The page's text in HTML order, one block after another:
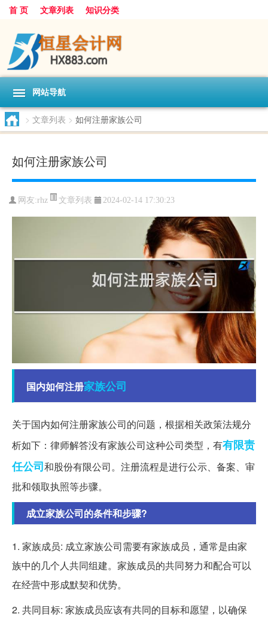
首 页 文章列表 知识分类
网站导航
> 文章列表 > 如何注册家族公司
如何注册家族公司
网友:rhz 文章列表 2024-02-14 17:30:23
国内如何注册家族公司
关于国内如何注册家族公司的问题，根据相关政策法规分
析如下：律师解答没有家族公司这种公司类型，有有限责
任公司和股份有限公司。注册流程是进行公示、备案、审
批和领取执照等步骤。
成立家族公司的条件和步骤?
1. 家族成员: 成立家族公司需要有家族成员，通常是由家
族中的几个人共同组建。家族成员的共同努力和配合可以
在经营中形成默契和优势。
2. 共同目标: 家族成员应该有共同的目标和愿望，以确保